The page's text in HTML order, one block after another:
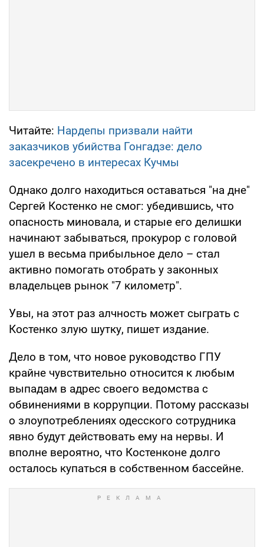
Читайте: Нардепы призвали найти
заказчиков убийства Гонгадзе: дело
засекречено в интересах Кучмы
Однако долго находиться оставаться "на дне"
Сергей Костенко не смог: убедившись, что
опасность миновала, и старые его делишки
начинают забываться, прокурор с головой
ушел в весьма прибыльное дело – стал
активно помогать отобрать у законных
владельцев рынок "7 километр".
Увы, на этот раз алчность может сыграть с
Костенко злую шутку, пишет издание.
Дело в том, что новое руководство ГПУ
крайне чувствительно относится к любым
выпадам в адрес своего ведомства с
обвинениями в коррупции. Потому рассказы
о злоупотреблениях одесского сотрудника
явно будут действовать ему на нервы. И
вполне вероятно, что Костенконе долго
осталось купаться в собственном бассейне.